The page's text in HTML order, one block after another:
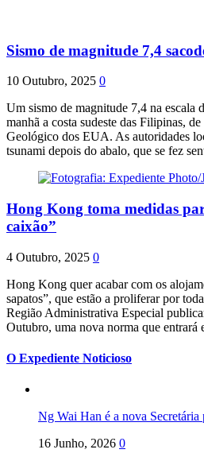
Sismo de magnitude 7,4
10 Outubro, 2025 0
Um sismo de magnitude 7,4 na escala
manhã a costa sudeste das Filipinas,
Geológico dos EUA. As autoridades
tsunami depois do abalo, que se fez
Hong Kong toma medidas
caixão”
4 Outubro, 2025 0
Hong Kong quer acabar com os
sapatos”, que estão a proliferar por
Região Administrativa Especial
Outubro, uma nova norma que entrará
O Expediente Noticioso
Ng Wai Han é a nova Secretária
16 Junho, 2026 0